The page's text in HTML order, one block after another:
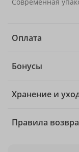
Оплата
Бонусы
Хранение и
Правила